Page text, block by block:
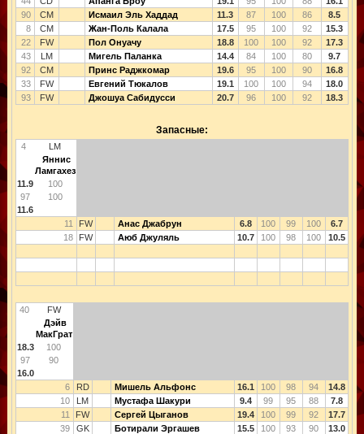
90
CM Исмаил Эль Хаддад 11.3 87 100 86
8.5
8
CM Жан-Поль Калала 17.5 95 100 92
15.3
22
FW Пол Онуачу 18.8 100 100 92
17.3
43
LM Мигель Паланка 14.4 84 100 80
9.7
92
CM Принс Раджкомар 19.6 95 100 90
16.8
33
FW Евгений Тюкалов 19.1 100 100 94
18.0
93
FW Джошуа Сабидусси 20.7 96 100 92 18.3
Запасные:
4
LM
Яннис
Ламгахез
11.9
100
97
100
11.6
11
FW Анас Джабрун 6.8 100 99 100
6.7
18
FW Аюб Джуляль 10.7 100 98 100 10.5
40
FW
Дэйв
МакГрат
18.3
100
97
90
16.0
6
RD Мишель Альфонс 16.1 100 98 94
14.8
10
LM Мустафа Шакури 9.4 99 95 88
7.8
11
FW Сергей Цыганов 19.4 100 99 92
17.7
39
GK Ботирали Эргашев 15.5 100 93 90
13.0